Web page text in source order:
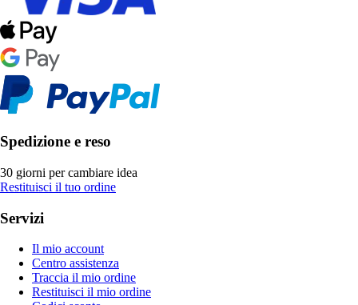
Spedizione e reso
30 giorni per cambiare idea
Restituisci il tuo ordine
Servizi
Il mio account
Centro assistenza
Traccia il mio ordine
Restituisci il mio ordine